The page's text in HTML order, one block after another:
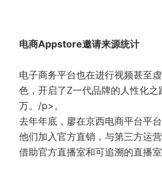
电商Appstore邀请来源统计
电子商务平台也在进行视频甚至
色，开启了Z一代品牌的人性化
万。/p>。
去年年底，廖在京西电商平台平
他们加入官方直销，与第三方运
借助官方直播室和可追溯的直播